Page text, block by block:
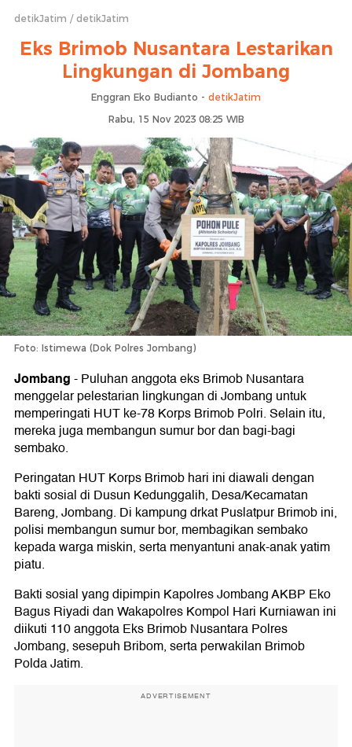
detikJatim detikJatim
Eks Brimob Nusantara Lestarikan
Lingkungan di Jombang
Enggran Eko Budianto - detikJatim
Rabu, 15 Nov 2023 08:25 WIB
Foto: Istimewa (Dok Polres Jombang)
Jombang-Puluhan anggota eks Brimob Nusantara
menggelar pelestarian lingkungan di Jombang untuk
memperingati HUT ke-78 Korps Brimob Polri. Selain itu,
mereka juga membangun sumur bor dan bagi-bagi
sembako.
Peringatan HUT Korps Brimob hari ini diawali dengan
bakti sosial di Dusun Kedunggalih, Desa/Kecamatan
Bareng, Jombang. Di kampung drkat Puslatpur Brimob ini,
polisi membangun sumur bor, membagikan sembako
kepada warga miskin, serta menyantuni anak-anak yatim
piatu.
Bakti sosial yang dipimpin Kapolres Jombang AKBP Eko
Bagus Riyadi dan Wakapolres Kompol Hari Kurniawan ini
diikuti 110 anggota Eks Brimob Nusantara Polres
Jombang, sesepuh Bribom, serta perwakilan Brimob
Polda Jatim.
ADVERTISEMENT